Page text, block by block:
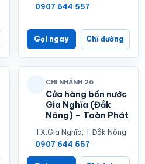
0907 644 557
Gọi ngay Chỉ đường
CHI NHÁNH 26
Cửa hàng bồn nước
Gia Nghĩa (Đắk
Nông) – Toàn Phát
TX.Gia Nghĩa, T.Đắk Nông
0907 644 557